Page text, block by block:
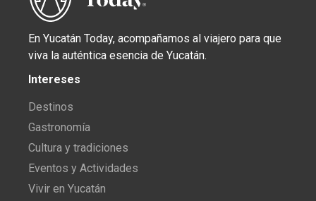
En Yucatán Today, acompañamos al viajero para que
viva la auténtica esencia de Yucatán.
Intereses
Destinos
Gastronomía
Cultura y tradiciones
Eventos y Actividades
Vivir en Yucatán